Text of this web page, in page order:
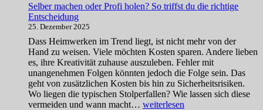
Chancen,
Zukunft
Selber machen oder Profi holen? So triffst du die richtige
Entscheidung
25. Dezember 2025
Dass Heimwerken im Trend liegt, ist nicht mehr von der
Hand zu weisen. Viele möchten Kosten sparen. Andere lieben
es, ihre Kreativität zuhause auszuleben. Fehler mit
unangenehmen Folgen könnten jedoch die Folge sein. Das
geht von zusätzlichen Kosten bis hin zu Sicherheitsrisiken.
Wo liegen die typischen Stolperfallen? Wie lassen sich diese
vermeiden und wann macht… Selber
weiterlesen